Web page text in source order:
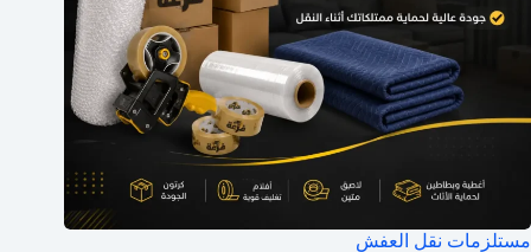
مستلزمات نقل العفش